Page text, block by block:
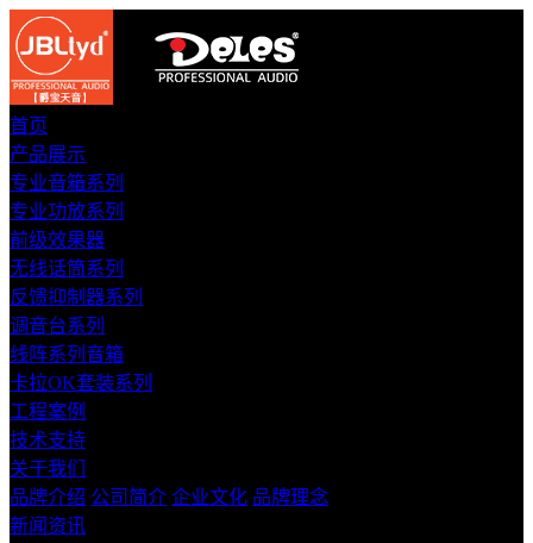
首页
产品展示
专业音箱系列
专业功放系列
前级效果器
无线话筒系列
反馈抑制器系列
调音台系列
线阵系列音箱
卡拉OK套装系列
工程案例
技术支持
关于我们
品牌介绍 公司简介 企业文化 品牌理念
新闻资讯